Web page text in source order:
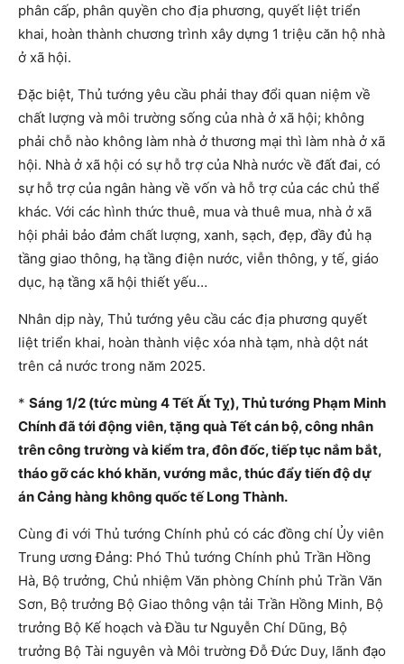
phân cấp, phân quyền cho địa phương, quyết liệt triển
khai, hoàn thành chương trình xây dựng 1 triệu căn hộ nhà
ở xã hội.
Đặc biệt, Thủ tướng yêu cầu phải thay đổi quan niệm về
chất lượng và môi trường sống của nhà ở xã hội; không
phải chỗ nào không làm nhà ở thương mại thì làm nhà ở xã
hội. Nhà ở xã hội có sự hỗ trợ của Nhà nước về đất đai, có
sự hỗ trợ của ngân hàng về vốn và hỗ trợ của các chủ thể
khác. Với các hình thức thuê, mua và thuê mua, nhà ở xã
hội phải bảo đảm chất lượng, xanh, sạch, đẹp, đầy đủ hạ
tầng giao thông, hạ tầng điện nước, viễn thông, y tế, giáo
dục, hạ tầng xã hội thiết yếu…
Nhân dịp này, Thủ tướng yêu cầu các địa phương quyết
liệt triển khai, hoàn thành việc xóa nhà tạm, nhà dột nát
trên cả nước trong năm 2025.
* Sáng 1/2 (tức mùng 4 Tết Ất Tỵ), Thủ tướng Phạm Minh
Chính đã tới động viên, tặng quà Tết cán bộ, công nhân
trên công trường và kiểm tra, đôn đốc, tiếp tục nắm bắt,
tháo gỡ các khó khăn, vướng mắc, thúc đẩy tiến độ dự
án Cảng hàng không quốc tế Long Thành.
Cùng đi với Thủ tướng Chính phủ có các đồng chí Ủy viên
Trung ương Đảng: Phó Thủ tướng Chính phủ Trần Hồng
Hà, Bộ trưởng, Chủ nhiệm Văn phòng Chính phủ Trần Văn
Sơn, Bộ trưởng Bộ Giao thông vận tải Trần Hồng Minh, Bộ
trưởng Bộ Kế hoạch và Đầu tư Nguyễn Chí Dũng, Bộ
trưởng Bộ Tài nguyên và Môi trường Đỗ Đức Duy, lãnh đạo